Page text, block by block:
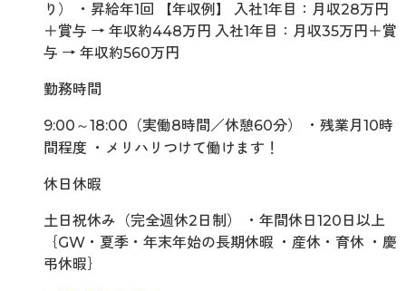
り） ・昇給年1回 【年収例】 入社1年目：月収28万円
＋賞与 → 年収約448万円 入社1年目：月収35万円＋賞
与 → 年収約560万円
勤務時間
9:00～18:00（実働8時間／休憩60分） ・残業月10時
間程度 ・メリハリつけて働けます！
休日休暇
土日祝休み（完全週休2日制） ・年間休日120日以上
｛GW・夏季・年末年始の長期休暇 ・産休・育休 ・慶
弔休暇｝